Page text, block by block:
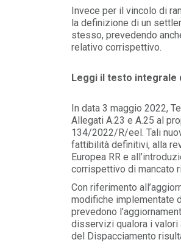
Invece per il vincolo di
la definizione di un
stesso, prevedendo
relativo corrispettivo.
Leggi il testo integrale
In data 3 maggio 2022,
Allegati A.23 e A.25 al
134/2022/R/eel. Tali
fattibilità definitivi, alla
Europea RR e
corrispettivo di mancato
Con riferimento
modifiche implementate
prevedono
disservizi qualora i valori
del Dispacciamento